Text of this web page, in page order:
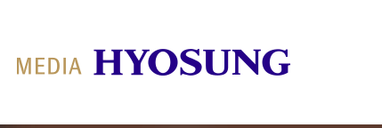
MY FRIEND HYOSUNG